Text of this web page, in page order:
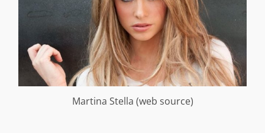
Martina Stella (web source)